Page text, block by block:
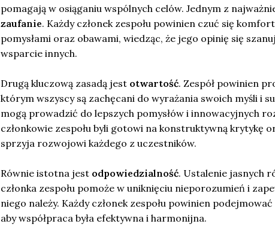
pomagają w osiąganiu wspólnych celów. Jednym z
zaufanie. Każdy członek zespołu powinien czuć się
pomysłami oraz obawami, wiedząc, że jego opinię się
wsparcie innych.
Drugą kluczową zasadą jest otwartość. Zespół powinien
którym wszyscy są zachęcani do wyrażania swoich myśli i
mogą prowadzić do lepszych pomysłów i innowacyjnych
członkowie zespołu byli gotowi na konstruktywną krytykę
sprzyja rozwojowi każdego z uczestników.
Równie istotna jest odpowiedzialność. Ustalenie jasnych
członka zespołu pomoże w uniknięciu nieporozumień i
niego należy. Każdy członek zespołu powinien
aby współpraca była efektywna i harmonijna.